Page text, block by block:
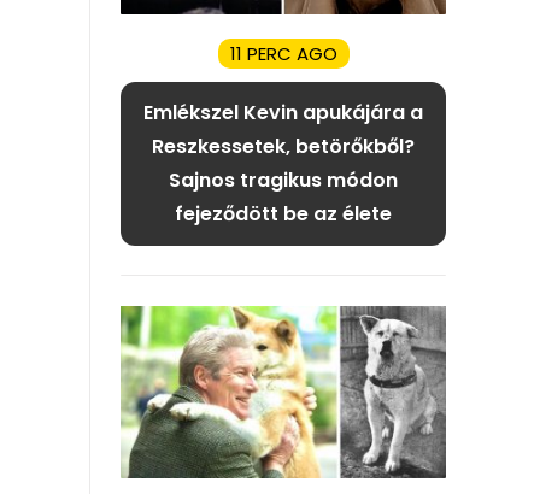
11 PERC AGO
Emlékszel Kevin apukájára a
Reszkessetek, betörőkből?
Sajnos tragikus módon
fejeződött be az élete